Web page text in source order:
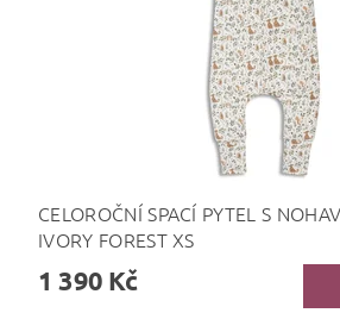
CELOROČNÍ SPACÍ PYTEL S
IVORY FOREST XS
1 390 Kč